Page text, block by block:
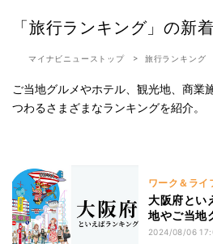
「旅行ランキング」の新
マイナビニューストップ 旅行ランキング
ご当地グルメやホテル、観光地、商業
つわるさまざまなランキングを紹介。
ワーク＆ライ
大阪府とい
地やご当地
2024/08/06